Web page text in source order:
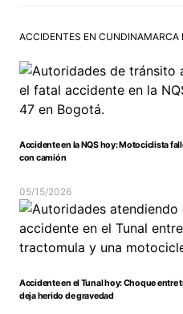
ACCIDENTES EN CUNDINAMARCA
Accidente en la NQS hoy: Motociclista
con camión
05/15/2026
Accidente en el Tunal hoy: Choque entre
deja herido de gravedad